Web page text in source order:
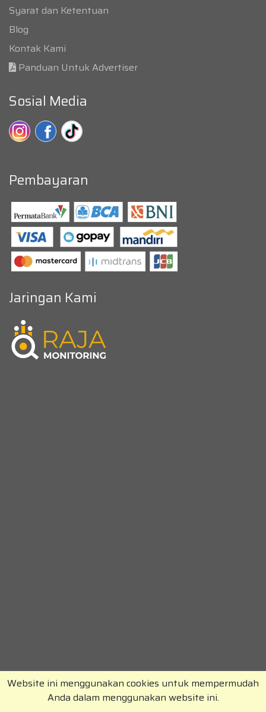
Syarat dan Ketentuan
Blog
Kontak Kami
Panduan Untuk Advertiser
Sosial Media
Pembayaran
Jaringan Kami
Copyright © RajaKomen.com 2026 All Rights
Website ini menggunakan cookies untuk mempermudah
Anda dalam menggunakan website ini.